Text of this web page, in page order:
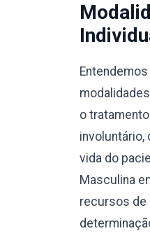
o
involuntário,
vida do
Masculina
recursos de